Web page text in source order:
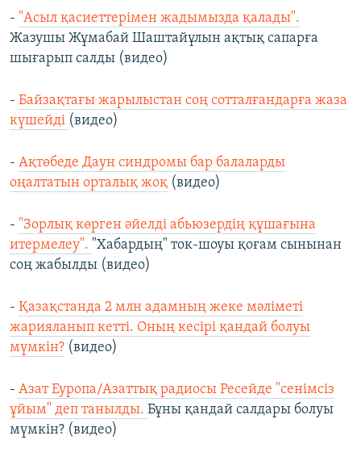
- "Асыл қасиеттерімен жадымызда қалады".
Жазушы Жұмабай Шаштайұлын ақтық сапарға
шығарып салды (видео)
- Байзақтағы жарылыстан соң сотталғандарға жаза
күшейді (видео)
- Ақтөбеде Даун синдромы бар балаларды
оңалтатын орталық жоқ (видео)
- "Зорлық көрген әйелді абьюзердің құшағына
итермелеу". "Хабардың" ток-шоуы қоғам сынынан
соң жабылды (видео)
- Қазақстанда 2 млн адамның жеке мәліметі
жарияланып кетті. Оның кесірі қандай болуы
мүмкін? (видео)
- Азат Еуропа/Азаттық радиосы Ресейде "сенімсіз
ұйым" деп танылды. Бұны қандай салдары болуы
мүмкін? (видео)